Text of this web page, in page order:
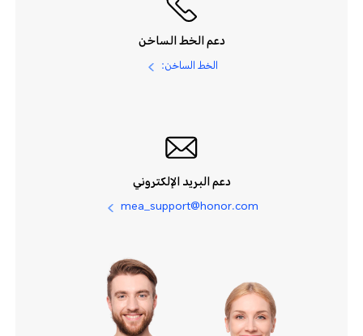
دعم الخط الساخن
الخط الساخن:
دعم البريد الإلكتروني
mea_support@honor.com